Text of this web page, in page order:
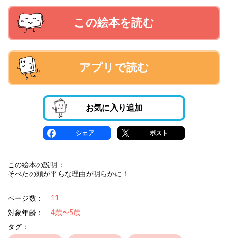
この絵本を読む
アプリで読む
お気に入り追加
シェア ポスト
この絵本の説明：
そぺたの頭が平らな理由が明らかに！
ページ数： 11
対象年齢：
4歳〜5歳
タグ：